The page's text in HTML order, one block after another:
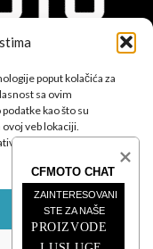
poput kolačića za
sa ovim
kao što su
veb lokaciji.
uticati na određene
od vozila očekuju
uzbuđenje u
CFMOTO CHAT
ZAINTERESOVANI
STE ZA NAŠE
PROIZVODE